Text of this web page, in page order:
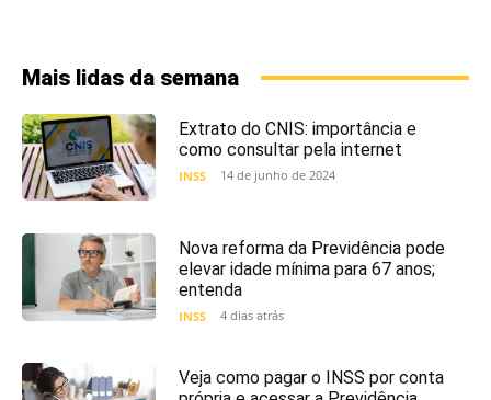
Mais lidas da semana
Extrato do CNIS: importância e
como consultar pela internet
INSS 14 de junho de 2024
Nova reforma da Previdência pode
elevar idade mínima para 67 anos;
entenda
INSS 4 dias atrás
Veja como pagar o INSS por conta